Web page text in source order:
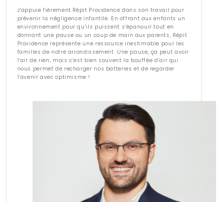
J’appuie fièrement Répit Providence dans son travail pour
prévenir la négligence infantile. En offrant aux enfants un
environnement pour qu’ils puissent s’épanouir tout en
donnant une pause ou un coup de main aux parents, Répit
Providence représente une ressource inestimable pour les
familles de notre arrondissement. Une pause, ça peut avoir
l’air de rien, mais c’est bien souvent la bouffée d’air qui
nous permet de recharger nos batteries et de regarder
l’avenir avec optimisme !